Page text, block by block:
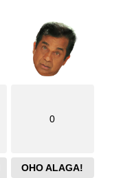
0
OHO ALAGA!